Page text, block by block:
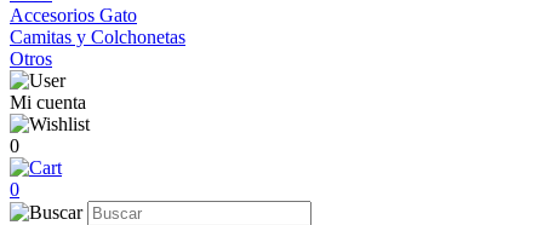
Accesorios Gato
Camitas y Colchonetas
Otros
Mi cuenta
0
0